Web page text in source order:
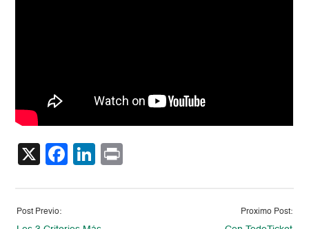
X Facebook
LinkedIn
Post Previo: Proximo Post: